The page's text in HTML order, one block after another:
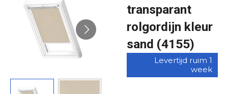
transparant
rolgordijn kleur
sand (4155)
Levertijd ruim 1
week